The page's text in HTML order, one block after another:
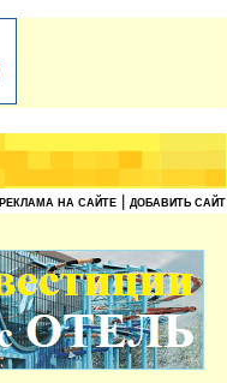
РЕКЛАМА НА САЙТЕ ДОБАВИТЬ САЙТ